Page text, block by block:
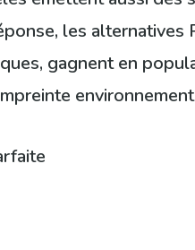
les alternatives
gagnent en